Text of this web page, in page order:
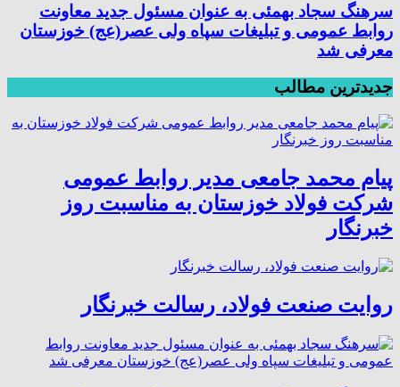
سرهنگ سجاد بهمئی به عنوان مسئول جدید معاونت
روابط عمومی و تبلیغات سپاه ولی عصر(عج) خوزستان
معرفی شد
جدیدترین مطالب
پیام محمد جامعی مدیر روابط عمومی
شرکت فولاد خوزستان به مناسبت روز
خبرنگار
روایت صنعت فولاد،‌ رسالت خبرنگار